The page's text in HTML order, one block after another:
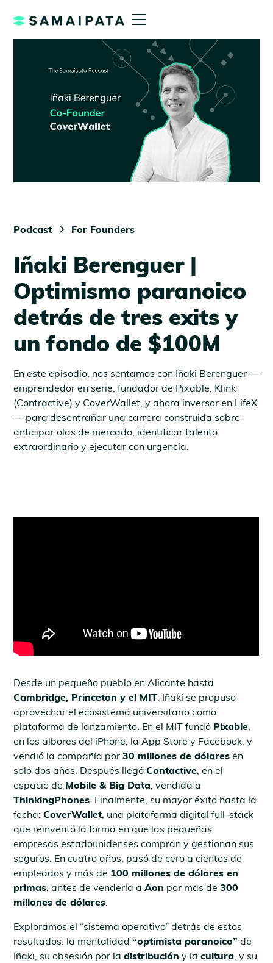
Podcast For Founders
Iñaki Berenguer |
Optimismo paranoico
detrás de tres exits y
un fondo de $100M
En este episodio, nos sentamos con Iñaki Berenguer —
emprendedor en serie, fundador de Pixable, Klink
(Contractive) y CoverWallet, y ahora inversor en LifeX
— para desentrañar una carrera construida sobre
anticipar olas de mercado, identificar talento
extraordinario y ejecutar con urgencia.
Desde un pequeño pueblo en Alicante hasta
Cambridge, Princeton y el MIT , Iñaki se propuso
aprovechar el ecosistema universitario como
plataforma de lanzamiento. En el MIT fundó Pixable
en los albores del iPhone, la App Store y Facebook, y
vendió la compañía por30 millones de dólares en
solo dos años. Después llegóContactive , en el
espacio de Mobile & Big Data , vendida a
ThinkingPhones . Finalmente, su mayor éxito hasta la
fecha:CoverWallet , una plataforma digital full-stack
que reinventó la forma en que las pequeñas
empresas estadounidenses compran y gestionan sus
seguros. En cuatro años, pasó de cero a cientos de
empleados y más de 100 millones de dólares en
primas , antes de venderla aAon por más de300
millones de dólares
Exploramos el “sistema operativo” detrás de estos
resultados: la mentalidad“optimista paranoico” de
Iñaki, su obsesión por ladistribución y lacultura , y su